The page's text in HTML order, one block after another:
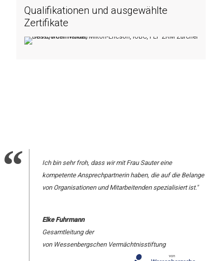
Qualifikationen und ausgewählte
Zertifikate
Ich bin sehr froh, dass wir mit Frau Sauter eine
kompetente Ansprechpartnerin haben, die auf die Belange
von Organisationen und Mitarbeitenden spezialisiert ist."
Elke Fuhrmann
Gesamtleitung der
von Wessenbergschen Vermächtnisstiftung